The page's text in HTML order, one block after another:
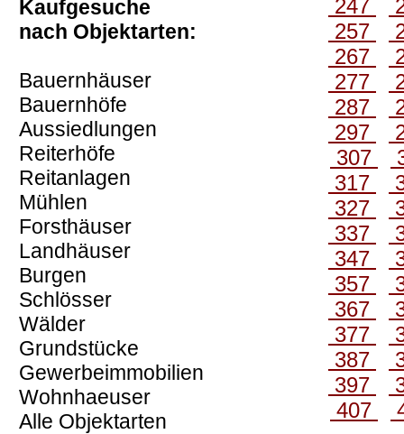
Kaufgesuche
nach Objektarten:
Bauernhäuser
Bauernhöfe
Aussiedlungen
Reiterhöfe
Reitanlagen
Mühlen
Forsthäuser
Landhäuser
Burgen
Schlösser
Wälder
Grundstücke
Gewerbeimmobilien
Wohnhaeuser
Alle Objektarten
247
257
267
277
287
297
307
317
327
337
347
357
367
377
387
397
407